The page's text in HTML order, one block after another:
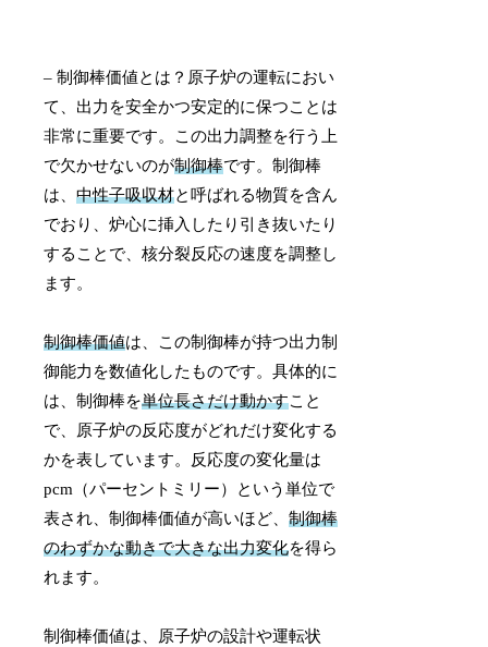
– 制御棒価値とは？原子炉の運転におい
て、出力を安全かつ安定的に保つことは
非常に重要です。この出力調整を行う上
で欠かせないのが制御棒です。制御棒
は、中性子吸収材と呼ばれる物質を含ん
でおり、炉心に挿入したり引き抜いたり
することで、核分裂反応の速度を調整し
ます。
制御棒価値は、この制御棒が持つ出力制
御能力を数値化したものです。具体的に
は、制御棒を単位長さだけ動かすこと
で、原子炉の反応度がどれだけ変化する
かを表しています。反応度の変化量は
pcm（パーセントミリー）という単位で
表され、制御棒価値が高いほど、制御棒
のわずかな動きで大きな出力変化を得ら
れます。
制御棒価値は、原子炉の設計や運転状